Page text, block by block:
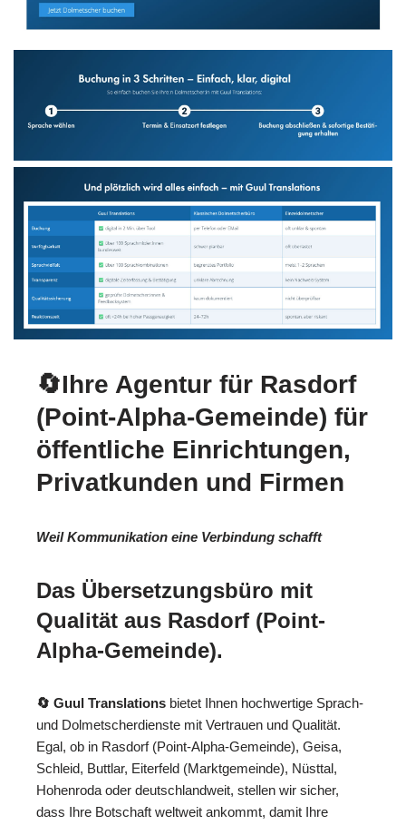
🔄Ihre Agentur für Rasdorf
(Point-Alpha-Gemeinde) für
öffentliche Einrichtungen,
Privatkunden und Firmen
Weil Kommunikation eine Verbindung schafft
Das Übersetzungsbüro mit
Qualität aus Rasdorf (Point-
Alpha-Gemeinde).
🔄 Guul Translations bietet Ihnen hochwertige Sprach-
und Dolmetscherdienste mit Vertrauen und Qualität.
Egal, ob in Rasdorf (Point-Alpha-Gemeinde), Geisa,
Schleid, Buttlar, Eiterfeld (Marktgemeinde), Nüsttal,
Hohenroda oder deutschlandweit, stellen wir sicher,
dass Ihre Botschaft weltweit ankommt, damit Ihre